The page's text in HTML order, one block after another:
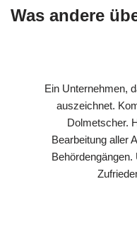
Was andere
Ein Unternehmen,
auszeichnet.
Dolmetscher.
Bearbeitung aller